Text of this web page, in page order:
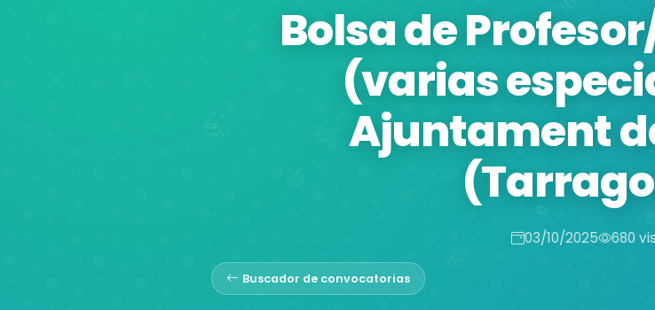
Bolsa de
(varias
Ajuntament
03/10/2025 680
Buscador de convocatorias